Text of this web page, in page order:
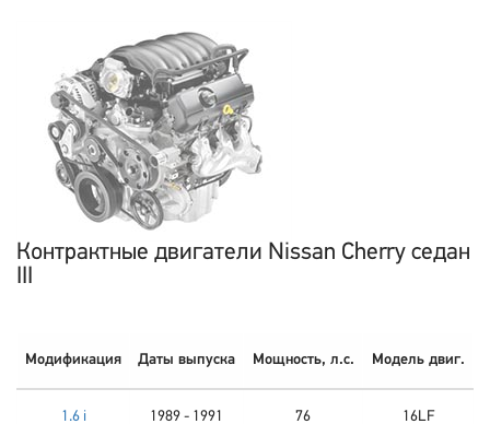
Контрактные двигатели Nissan Cherry седан
III
Модификация Даты выпуска Мощность, л.с. Модель двиг.
1.6 i 1989 - 1991 76 16LF